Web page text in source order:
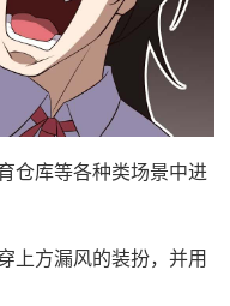
仓库等各种类场景中进
上方漏风的装扮，并用